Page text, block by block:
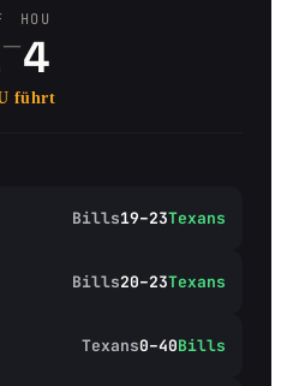
–
HOU
4
führt
Bills19–23Texans
Bills20–23Texans
Texans0–40Bills